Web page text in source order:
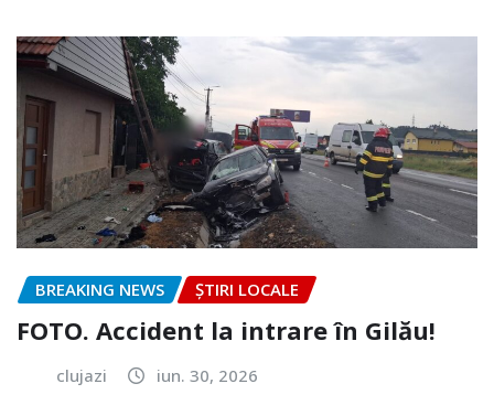
BREAKING NEWS ȘTIRI LOCALE
FOTO. Accident la intrare în Gilău!
clujazi iun. 30, 2026